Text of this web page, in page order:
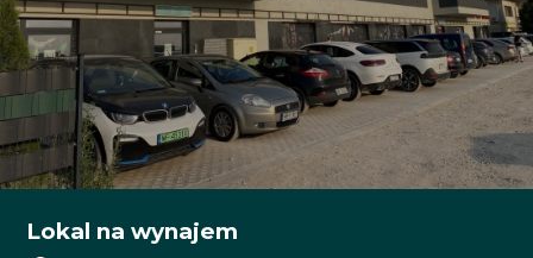
Lokal na wynajem